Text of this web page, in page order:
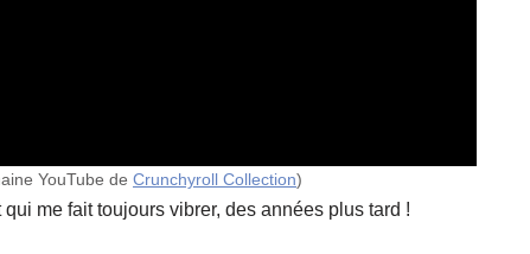
YouTube de Crunchyroll Collection)
me fait toujours vibrer, des années plus tard !